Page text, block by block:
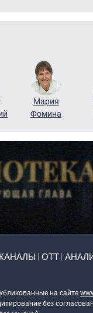
Мария
Фомина
ОТТ
на сайте
без